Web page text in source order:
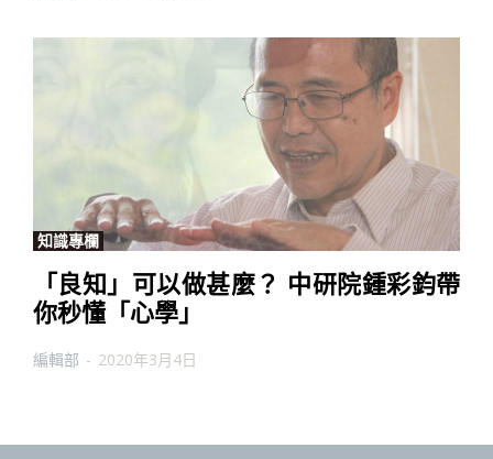
知識專欄
「良知」可以做甚麼？ 中研院鍾彩鈞帶
你秒懂「心學」
編輯部 - 2020年3月4日